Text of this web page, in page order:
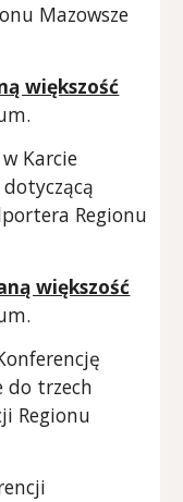
Mazowsze
większość
Karcie
Regionu
większość
do trzech
Regionu